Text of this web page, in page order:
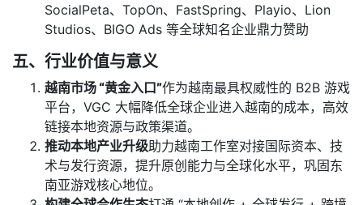
SocialPeta、TopOn、FastSpring、Playio、Lion
Studios、BIGO Ads 等全球知名企业鼎力赞助
五、行业价值与意义
越南市场 “黄金入口”作为越南最具权威性的 B2B 游戏
平台，VGC 大幅降低全球企业进入越南的成本，高效
链接本地资源与政策渠道。
推动本地产业升级助力越南工作室对接国际资本、技
术与发行资源，提升原创能力与全球化水平，巩固东
南亚游戏核心地位。